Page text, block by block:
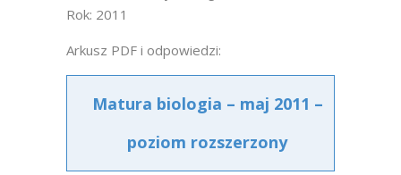
Rok: 2011
Arkusz PDF i odpowiedzi:
Matura biologia – maj 2011 –
poziom rozszerzony